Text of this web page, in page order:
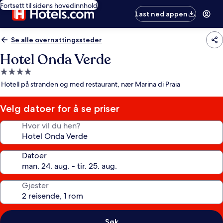
Fortsett til sidens hovedinnhold
Last ned appen
Se alle overnattingssteder
Hotel Onda Verde
Overnattingssted
med
stjerner
Hotell på stranden og med restaurant, nær Marina di Praia
Velg datoer for å se priser
Hvor vil du hen?
Datoer
Gjester